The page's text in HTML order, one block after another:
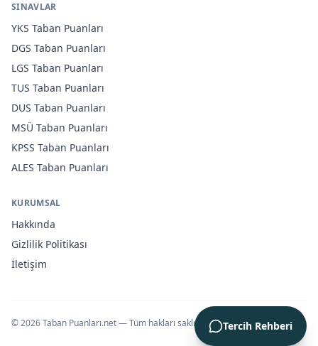
SINAVLAR
YKS Taban Puanları
DGS Taban Puanları
LGS Taban Puanları
TUS Taban Puanları
DUS Taban Puanları
MSÜ Taban Puanları
KPSS Taban Puanları
ALES Taban Puanları
KURUMSAL
Hakkında
Gizlilik Politikası
İletişim
©2026Taban Puanları.net — Tüm hakları saklıdır. Tercih Rehberi